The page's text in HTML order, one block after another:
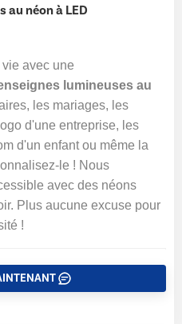
au néon à LED
avec une
lumineuses au
les mariages, les
d'une entreprise, les
d'un enfant ou même la
le ! Nous
avec des néons
Plus aucune excuse pour
!